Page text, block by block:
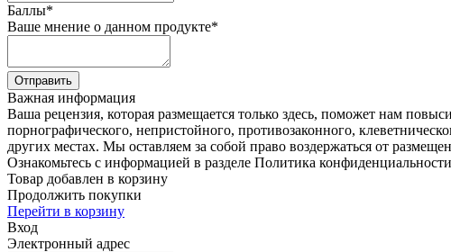
Баллы*
Ваше мнение о данном продукте*
Отправить
Важная информация
Ваша рецензия, которая размещается только здесь, поможет нам
порнографического, непристойного, противозаконного,
других местах. Мы оставляем за собой право воздержаться от
Ознакомьтесь с информацией в разделе Политика
Товар добавлен в корзину
Продолжить покупки
Перейти в корзину
Вход
Электронный адрес